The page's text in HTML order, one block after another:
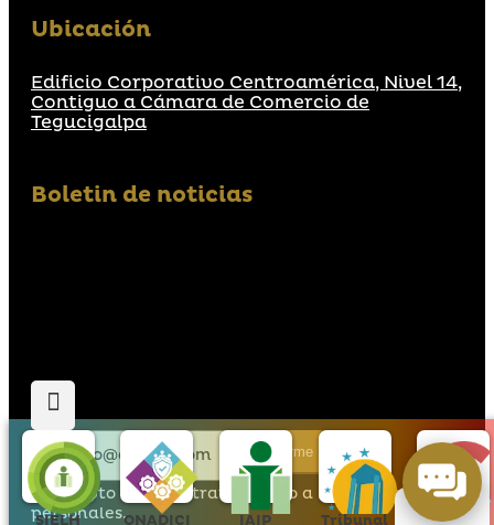
SIELH ONADICI IAIP Tribunal Hondu
Ubicación
Edificio Corporativo Centroamérica, Nivel 14,
Contiguo a Cámara de Comercio de
Tegucigalpa
Boletin de noticias
Suscribirme
Acepto que den tratamiento a mis datos
personales.